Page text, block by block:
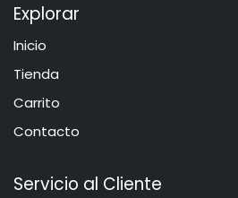
Explorar
Inicio
​​​Tie​n​d​a
Carrito
Contacto
Servicio al Cliente